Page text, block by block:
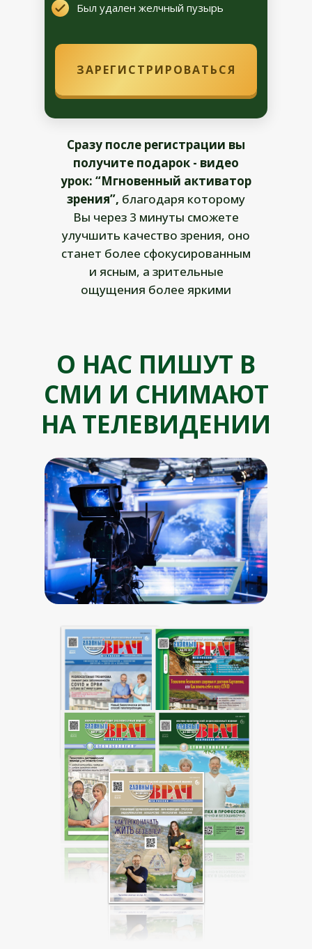
Сразу после регистрации вы
получите подарок - видео
урок: “Мгновенный активатор
зрения”, благодаря которому
Вы через 3 минуты сможете
улучшить качество зрения, оно
станет более сфокусированным
и ясным, а зрительные
ощущения более яркими
Был удален желчный пузырь
ЗАРЕГИСТРИРОВАТЬСЯ
О НАС ПИШУТ В
СМИ И СНИМАЮТ
НА ТЕЛЕВИДЕНИИ